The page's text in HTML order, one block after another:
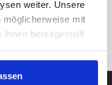
weiter. Unsere
möglicherweise mit
ihnen bereitgestellt